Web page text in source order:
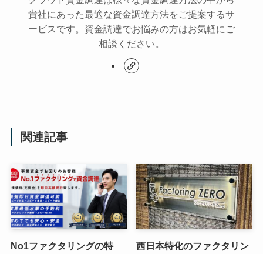
貴社にあった最適な資金調達方法をご提案するサ
ービスです。資金調達でお悩みの方はお気軽にご
相談ください。
関連記事
No1ファクタリングの特
西日本特化のファクタリン